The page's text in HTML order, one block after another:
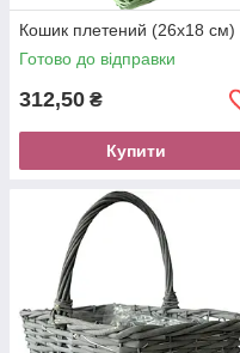
Кошик плетений (26х18 см)
Готово до відправки
312,50 ₴
Купити